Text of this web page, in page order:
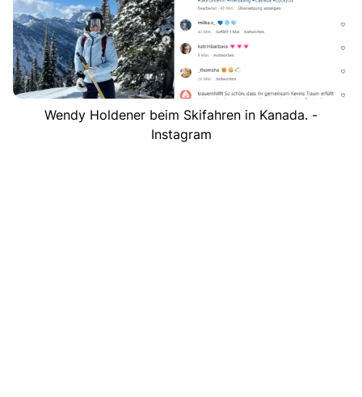
Wendy Holdener beim Skifahren in Kanada. -
Instagram